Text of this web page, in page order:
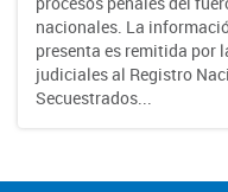
nacionales. La
presenta es remitida por
judiciales al Registro
Secuestrados...